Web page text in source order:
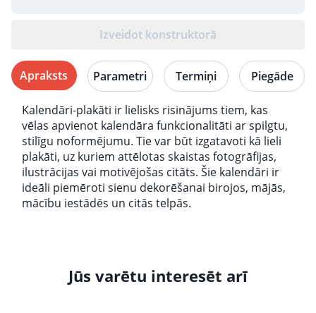
Izveidot konstruktorā
Apraksts Parametri Termiņi Piegāde
Kalendāri-plakāti ir lielisks risinājums tiem, kas
vēlas apvienot kalendāra funkcionalitāti ar spilgtu,
stilīgu noformējumu. Tie var būt izgatavoti kā lieli
plakāti, uz kuriem attēlotas skaistas fotogrāfijas,
ilustrācijas vai motivējošas citāts. Šie kalendāri ir
ideāli piemēroti sienu dekorēšanai birojos, mājās,
mācību iestādēs un citās telpās.
Jūs varētu interesēt arī